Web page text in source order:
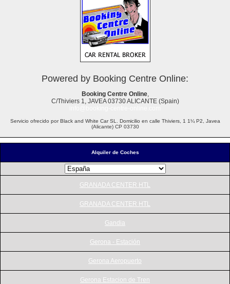
Alquiler de Coches
GRANADA CENTER HTL
GRANADA CENTER HTL
Gandia
Gerona - Estación
Gerona Aeropuerto
Gerona Estacion de Tren
Powered by Booking Centre Online:
Booking Centre Online,
C/Thiviers 1, JAVEA 03730 ALICANTE (Spain)
Servicio ofrecido por Black and White Car SL. Domicilio en calle Thiviers, 1 1¼ P2, Javea
(Alicante) CP 03730